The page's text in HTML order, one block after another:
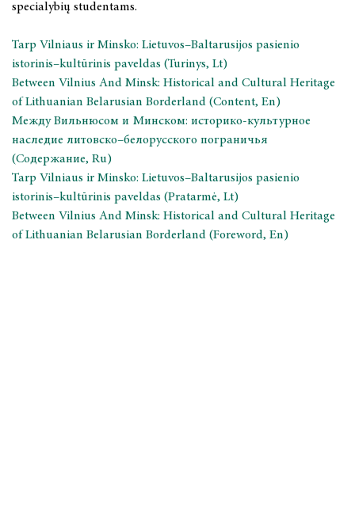
specialybių studentams.
Tarp Vilniaus ir Minsko: Lietuvos–Baltarusijos pasienio
istorinis–kultūrinis paveldas (Turinys, Lt)
Between Vilnius And Minsk: Historical and Cultural Heritage
of Lithuanian Belarusian Borderland (Content, En)
Mежду Вильнюсом и Минском: историко-культурное
наследие литовско–белорусского пограничья
(Содержание, Ru)
Tarp Vilniaus ir Minsko: Lietuvos–Baltarusijos pasienio
istorinis–kultūrinis paveldas (Pratarmė, Lt)
Between Vilnius And Minsk: Historical and Cultural Heritage
of Lithuanian Belarusian Borderland (Foreword, En)